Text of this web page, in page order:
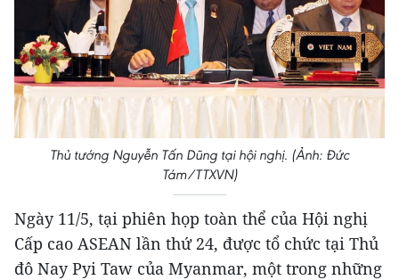
Thủ tướng Nguyễn Tấn Dũng tại hội nghị. (Ảnh: Đức
Tám/TTXVN)
Ngày 11/5, tại phiên họp toàn thể của Hội nghị
Cấp cao ASEAN lần thứ 24, được tổ chức tại Thủ
đô Nay Pyi Taw của Myanmar, một trong những